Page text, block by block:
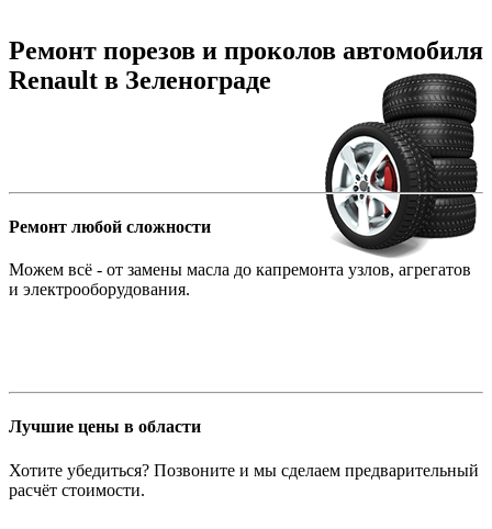
Ремонт порезов и проколов автомобиля
Renault в Зеленограде
Ремонт любой сложности
Можем всё - от замены масла до капремонта узлов, агрегатов
и электрооборудования.
Лучшие цены в области
Хотите убедиться? Позвоните и мы сделаем предварительный
расчёт стоимости.